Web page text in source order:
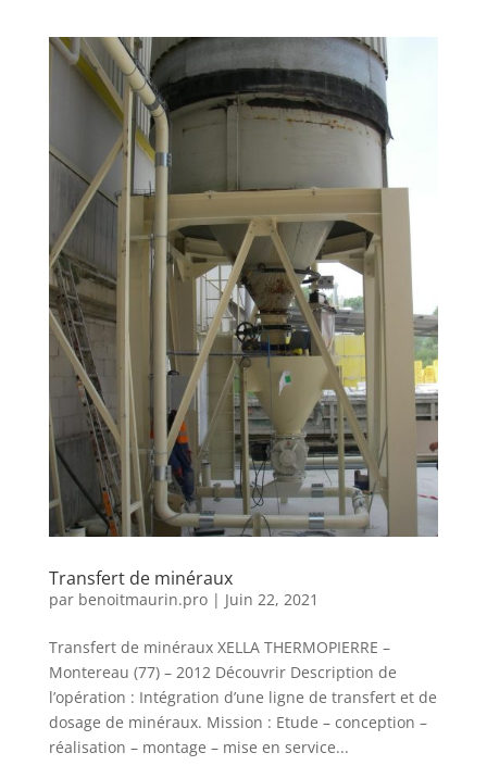
Transfert de minéraux
par benoitmaurin.pro| Juin 22, 2021
Transfert de minéraux XELLA THERMOPIERRE –
Montereau (77) – 2012 Découvrir Description de
l’opération : Intégration d’une ligne de transfert et de
dosage de minéraux. Mission : Etude – conception –
réalisation – montage – mise en service...